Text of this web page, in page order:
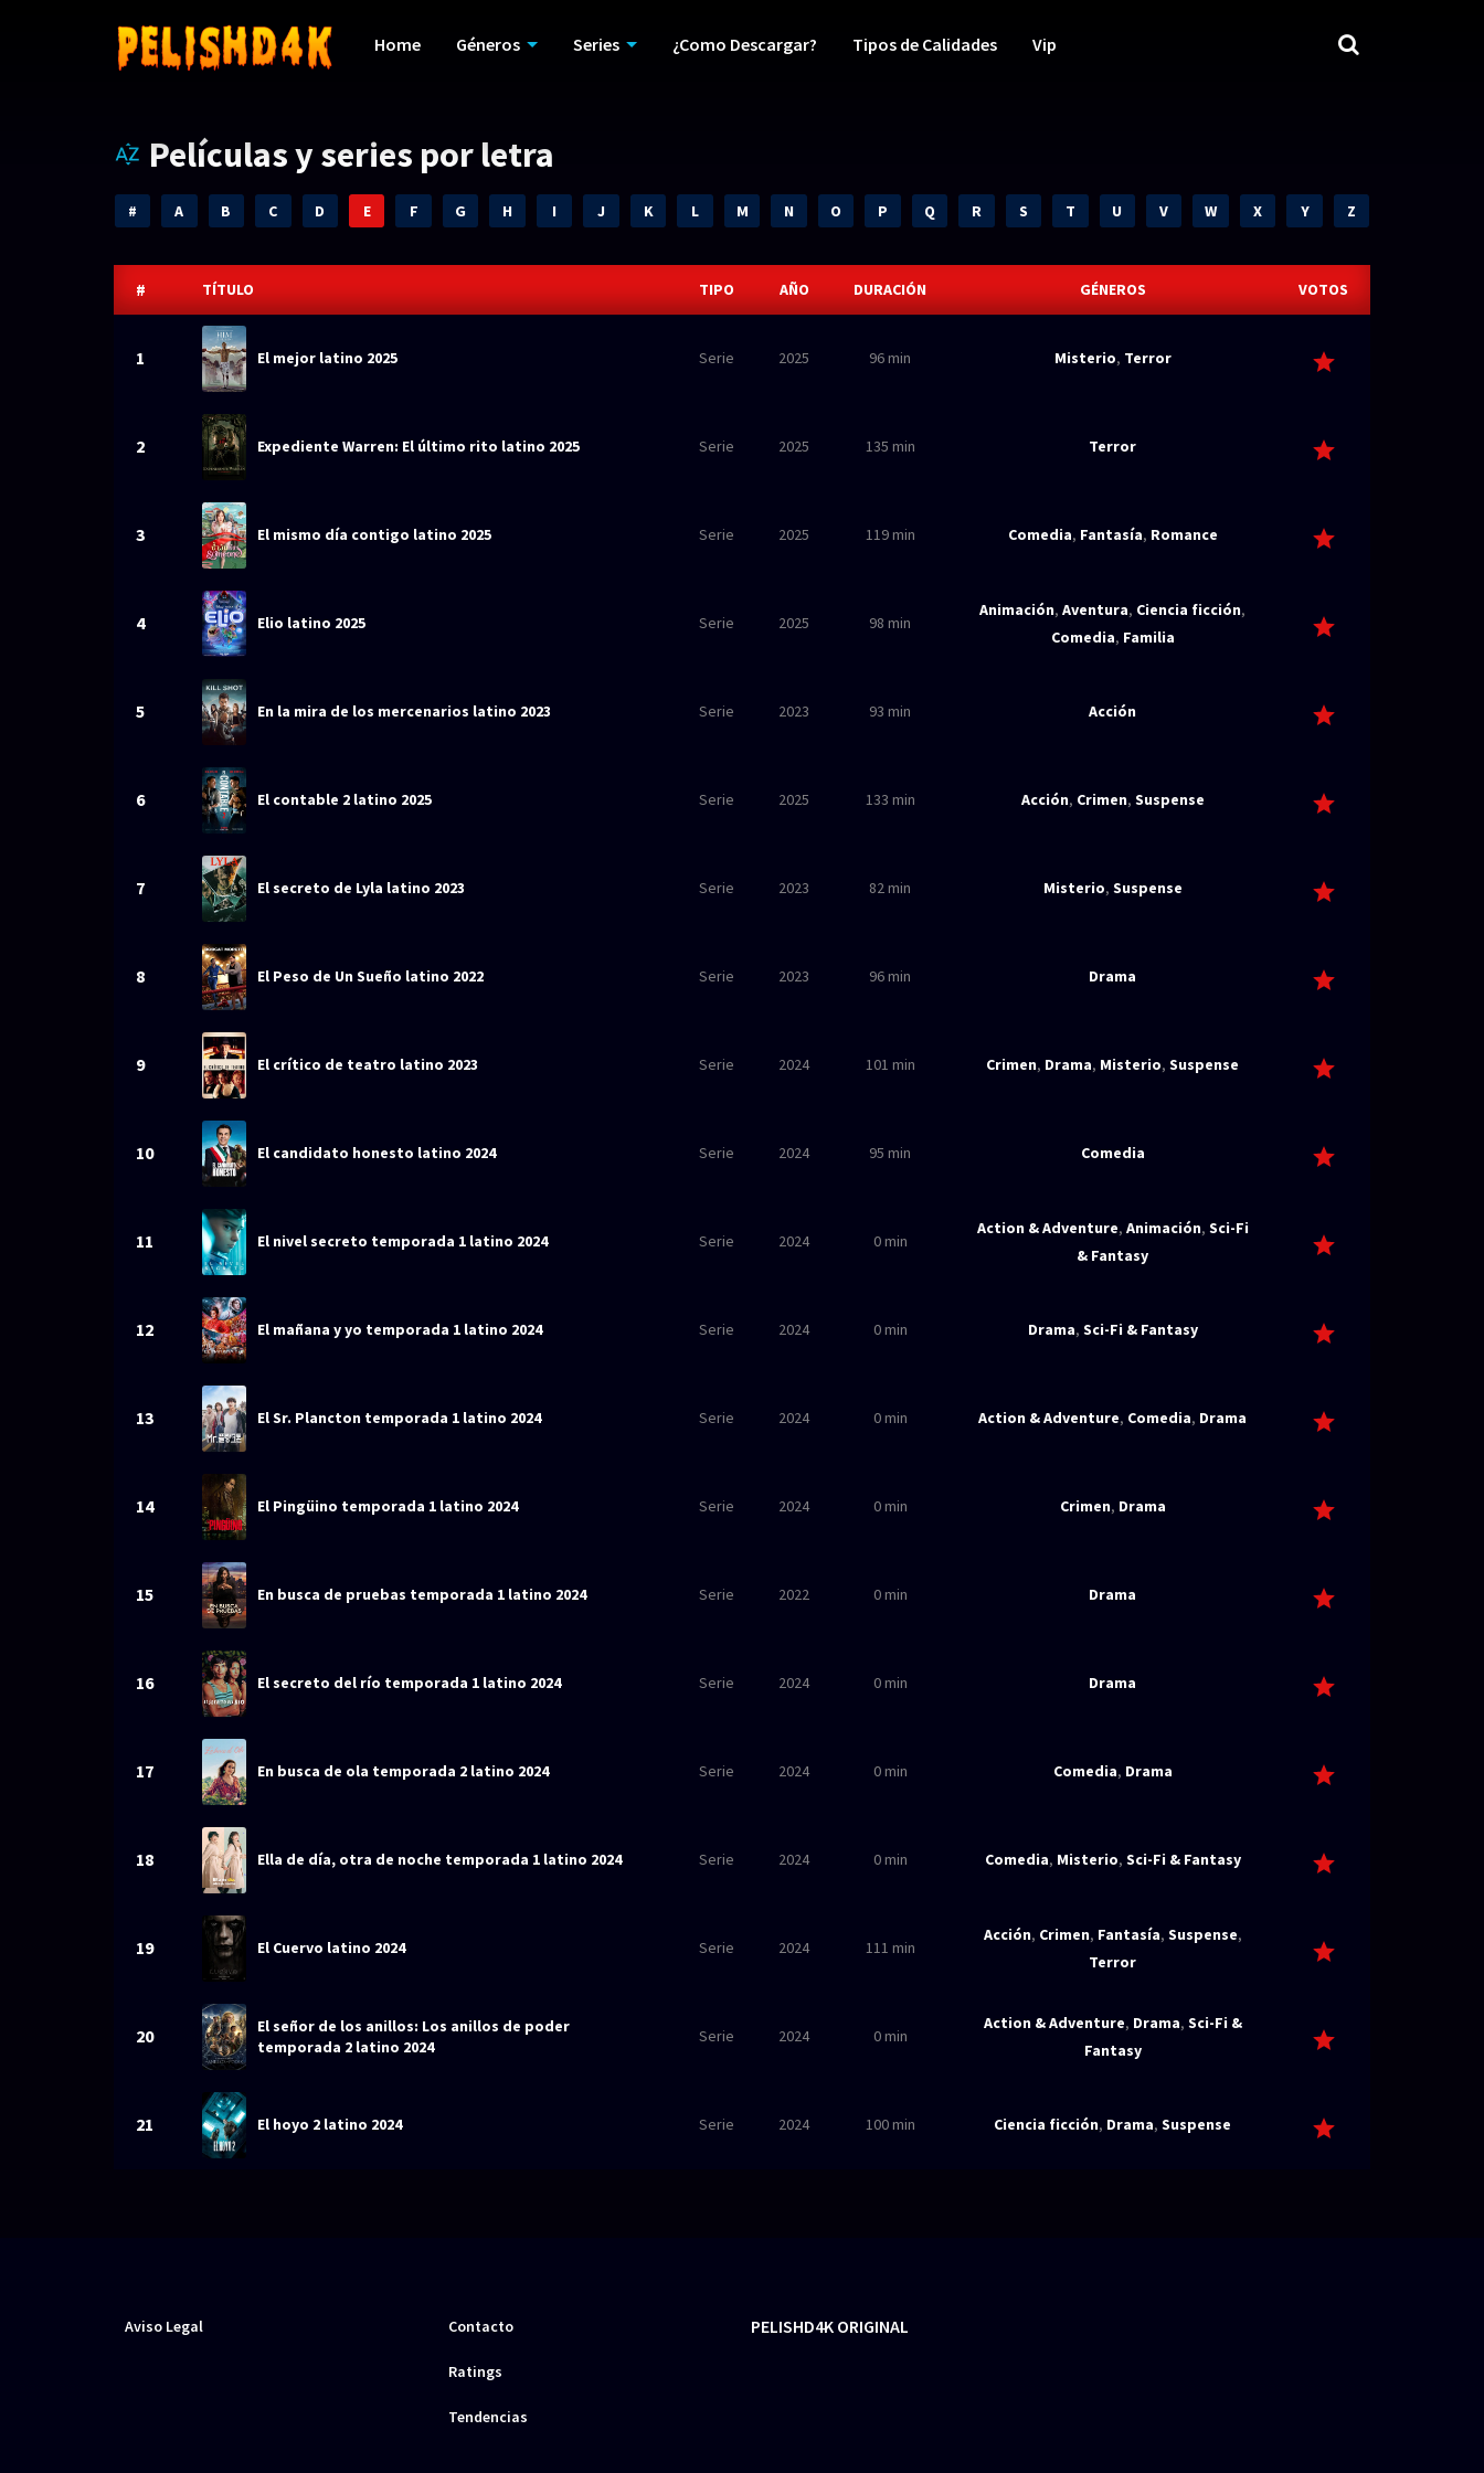
Home Géneros Series ¿Como Descargar? Tipos de Calidades Vip
Películas y series por letra
# A B C D E F G H I J K L M N O P Q R S T U V W X Y Z
# TÍTULO TIPO AÑO DURACIÓN GÉNEROS VOTOS
1 El mejor latino 2025 Serie 2025 96 min Misterio, Terror
2 Expediente Warren: El último rito latino 2025 Serie 2025 135 min Terror
3 El mismo día contigo latino 2025 Serie 2025 119 min Comedia, Fantasía, Romance
4 Elio latino 2025 Serie 2025 98 min
Animación, Aventura, Ciencia ficción,
Comedia, Familia
5 En la mira de los mercenarios latino 2023 Serie 2023 93 min Acción
6 El contable 2 latino 2025 Serie 2025 133 min Acción, Crimen, Suspense
7 El secreto de Lyla latino 2023 Serie 2023 82 min Misterio, Suspense
8 El Peso de Un Sueño latino 2022 Serie 2023 96 min Drama
9 El crítico de teatro latino 2023 Serie 2024 101 min Crimen, Drama, Misterio, Suspense
10 El candidato honesto latino 2024 Serie 2024 95 min Comedia
11 El nivel secreto temporada 1 latino 2024 Serie 2024 0 min
Action & Adventure, Animación, Sci-Fi
& Fantasy
12 El mañana y yo temporada 1 latino 2024 Serie 2024 0 min Drama, Sci-Fi & Fantasy
13 El Sr. Plancton temporada 1 latino 2024 Serie 2024 0 min Action & Adventure, Comedia, Drama
14 El Pingüino temporada 1 latino 2024 Serie 2024 0 min Crimen, Drama
15 En busca de pruebas temporada 1 latino 2024 Serie 2022 0 min Drama
16 El secreto del río temporada 1 latino 2024 Serie 2024 0 min Drama
17 En busca de ola temporada 2 latino 2024 Serie 2024 0 min Comedia, Drama
18 Ella de día, otra de noche temporada 1 latino 2024 Serie 2024 0 min Comedia, Misterio, Sci-Fi & Fantasy
19 El Cuervo latino 2024 Serie 2024 111 min
Acción, Crimen, Fantasía, Suspense,
Terror
20
El señor de los anillos: Los anillos de poder
temporada 2 latino 2024
Serie 2024 0 min
Action & Adventure, Drama, Sci-Fi &
Fantasy
21 El hoyo 2 latino 2024 Serie 2024 100 min Ciencia ficción, Drama, Suspense
Aviso Legal Contacto
Ratings
Tendencias
PELISHD4K ORIGINAL